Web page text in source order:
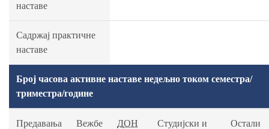
наставе
Садржај практичне
наставе
Број часова активне наставе недељно током семестра/
триместра/године
Предавања Вежбе ДОН
Студијски и
Остали